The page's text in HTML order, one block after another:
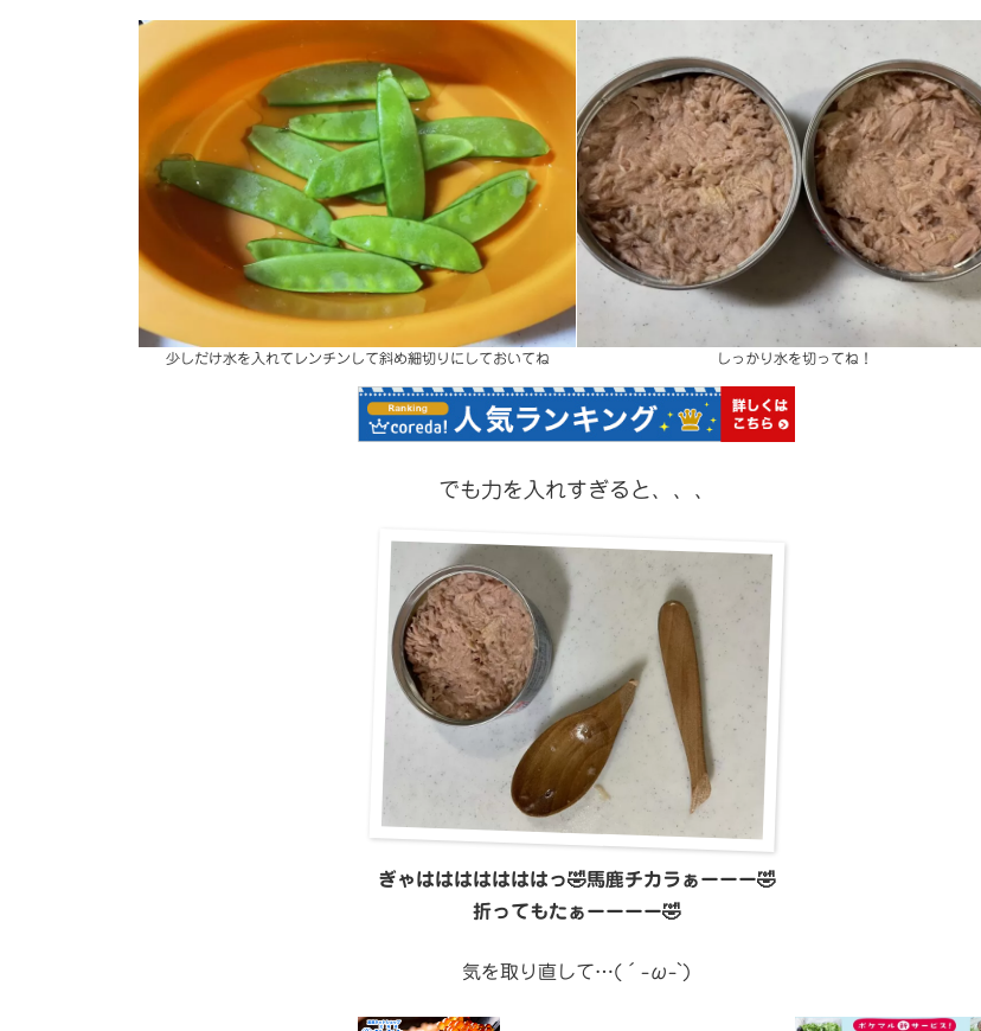
少しだけ水を入れてレンチンして斜め細切りにしておいてね しっかり水を切ってね！
でも力を入れすぎると、、、
ぎゃはははははははっ🤣馬鹿チカラぁーーー🤣
折ってもたぁーーーー🤣
気を取り直して…(´-ω-`)